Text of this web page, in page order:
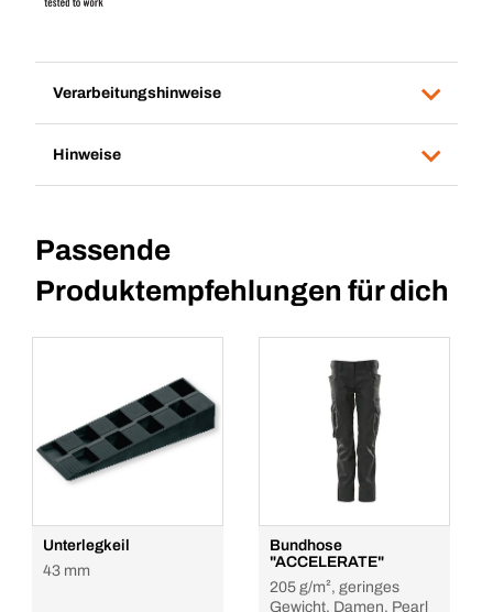
Verarbeitungshinweise
Hinweise
Passende
Produktempfehlungen für dich
Unterlegkeil
43 mm
Bundhose
"ACCELERATE"
205 g/m², geringes
Gewicht, Damen, Pearl